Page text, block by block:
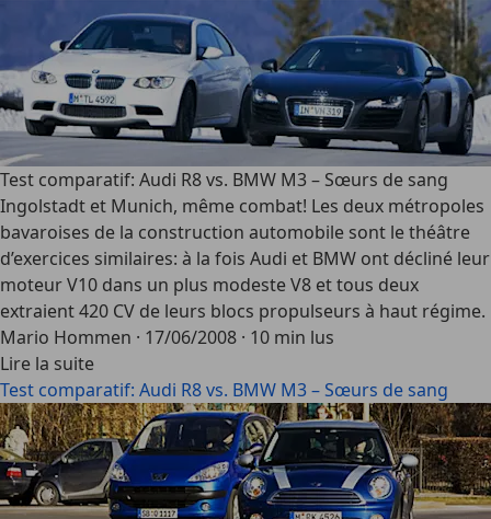
Test comparatif: Audi R8 vs. BMW M3 – Sœurs de sang
Ingolstadt et Munich, même combat! Les deux métropoles
bavaroises de la construction automobile sont le théâtre
d’exercices similaires: à la fois Audi et BMW ont décliné leur
moteur V10 dans un plus modeste V8 et tous deux
extraient 420 CV de leurs blocs propulseurs à haut régime.
Mario Hommen · 17/06/2008 · 10 min lus
Lire la suite
Test comparatif: Audi R8 vs. BMW M3 – Sœurs de sang